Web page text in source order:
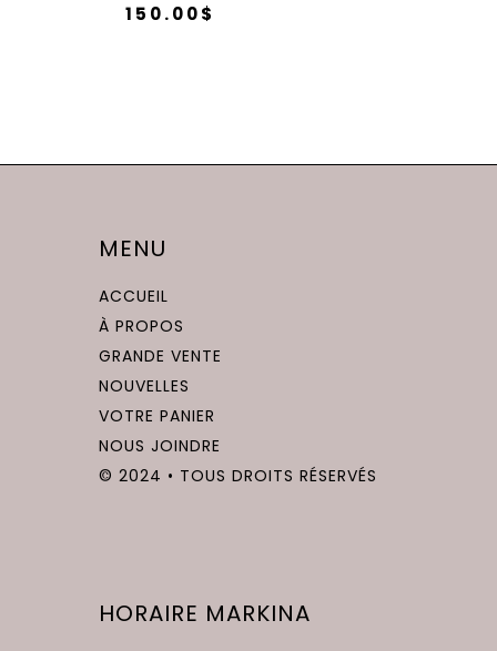
150.00$
MENU
ACCUEIL
À PROPOS
GRANDE VENTE
NOUVELLES
VOTRE PANIER
NOUS JOINDRE
© 2024 • TOUS DROITS RÉSERVÉS
HORAIRE MARKINA